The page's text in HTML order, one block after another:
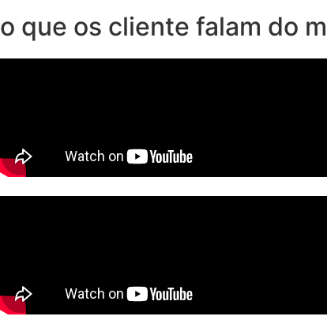
o que os cliente falam do